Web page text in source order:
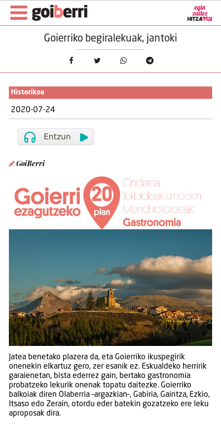
Goierriko begiralekuak, jantoki
Historikoa
2020-07-24
GoiBerri
Jatea benetako plazera da, eta Goierriko ikuspegirik
onenekin elkartuz gero, zer esanik ez. Eskualdeko herririk
garaienetan, bista ederrez gain, bertako gastronomia
probatzeko lekurik onenak topatu daitezke. Goierriko
balkoiak diren Olaberria –argazkian–, Gabiria, Gaintza, Ezkio,
Itsaso edo Zerain, otordu eder batekin gozatzeko ere leku
aproposak dira.